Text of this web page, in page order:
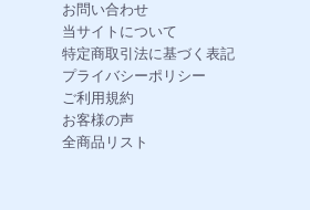
お問い合わせ
当サイトについて
特定商取引法に基づく表記
プライバシーポリシー
ご利用規約
お客様の声
全商品リスト